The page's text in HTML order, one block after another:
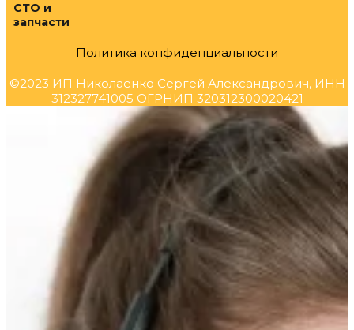
СТО и
запчасти
Политика конфиденциальности
©2023 ИП Николаенко Сергей Александрович, ИНН
312327741005 ОГРНИП 320312300020421